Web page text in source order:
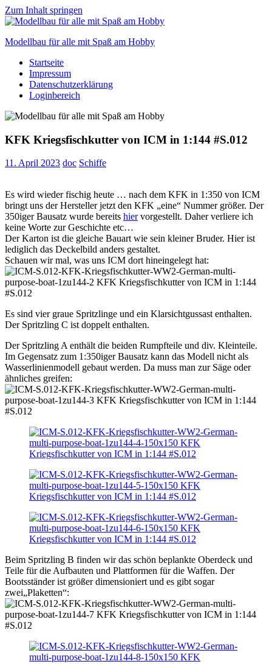
Zum Inhalt springen
Modellbau für alle mit Spaß am Hobby
Scale
modelling
to
Startseite
Impressum
Datenschutzerklärung
Loginbereich
KFK Kriegsfischkutter von ICM in 1:144 #S.012
11. April 2023 doc Schiffe
Es wird wieder fischig heute … nach dem KFK in 1:350 von ICM
bringt uns der Hersteller jetzt den KFK „eine“ Nummer größer. Der
350iger Bausatz wurde bereits hiervorgestellt. Daher verliere ich
keine Worte zur Geschichte etc…
Der Karton ist die gleiche Bauart wie sein kleiner Bruder. Hier ist
lediglich das Deckelbild anders gestaltet.
Schauen wir mal, was uns ICM dort hineingelegt hat:
Es sind vier graue Spritzlinge und ein Klarsichtgussast enthalten.
Der Spritzling C ist doppelt enthalten.
Der Spritzling A enthält die beiden Rumpfteile und div. Kleinteile.
Im Gegensatz zum 1:350iger Bausatz kann das Modell nicht als
Wasserlinienmodell gebaut werden. Da muss man zur Säge oder
ähnliches greifen:
Beim Spritzling B finden wir das schön beplankte Oberdeck und
Teile für die Aufbauten und Plattformen für die Waffen. Der
Bootsständer ist größer dimensioniert und es gibt sogar
zwei„Plaketten“: